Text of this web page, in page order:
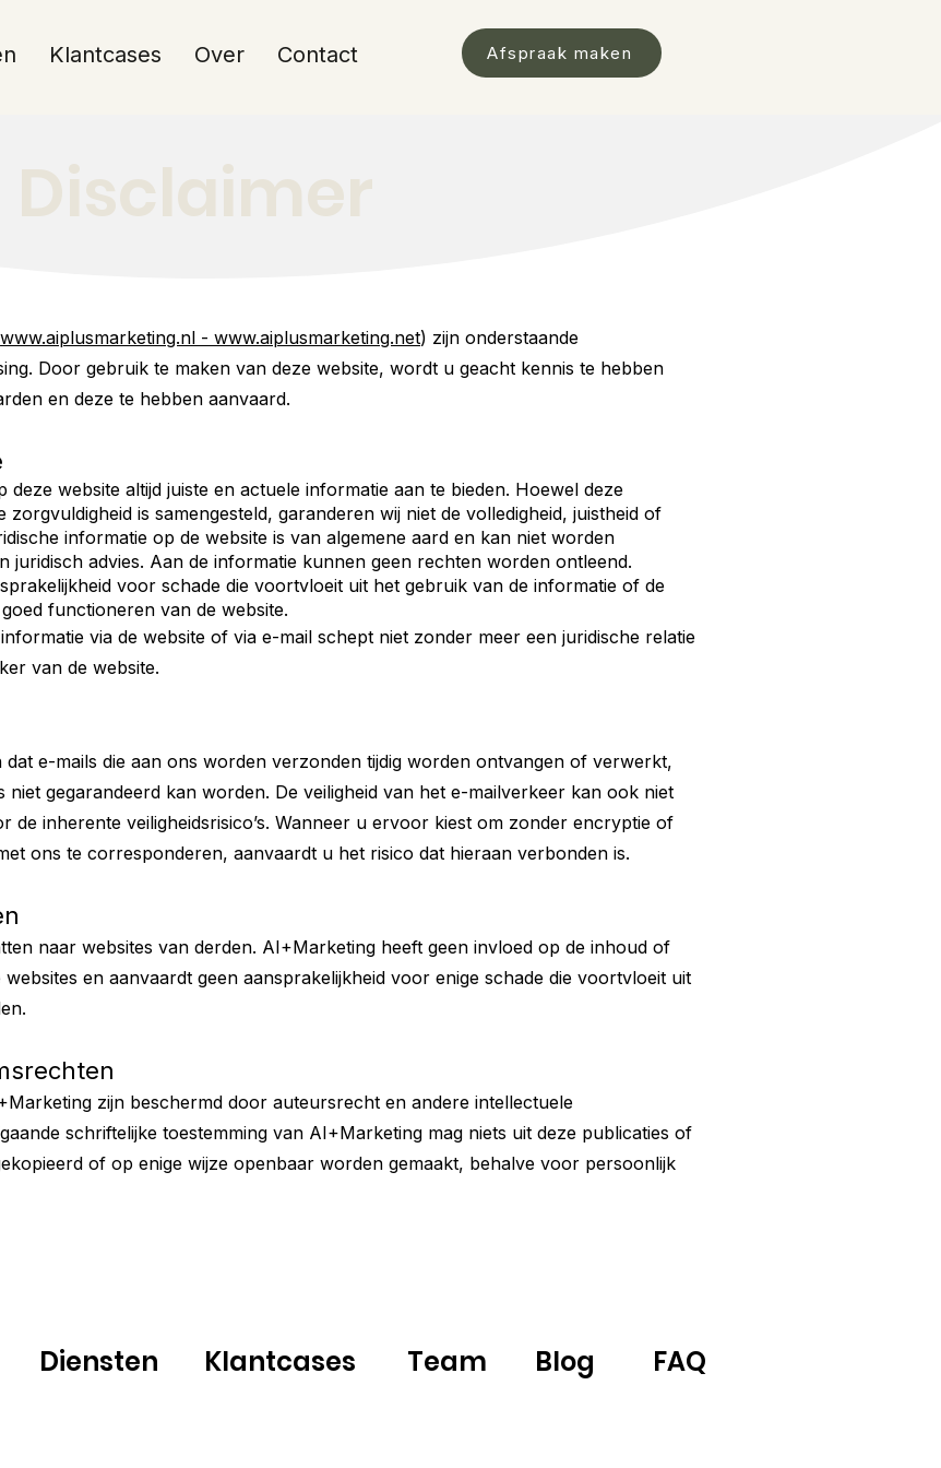
Klantcases Over Contact Afspraak maken
Disclaimer
www.aiplusmarketing.nl - www.aiplusmarketing.net) zijn onderstaande
Door gebruik te maken van deze website, wordt u geacht kennis te hebben
en deze te hebben aanvaard.
website altijd juiste en actuele informatie aan te bieden. Hoewel deze
is samengesteld, garanderen wij niet de volledigheid, juistheid of
informatie op de website is van algemene aard en kan niet worden
juridisch advies. Aan de informatie kunnen geen rechten worden ontleend.
voor schade die voortvloeit uit het gebruik van de informatie of de
functioneren van de website.
via de website of via e-mail schept niet zonder meer een juridische relatie
van de website.
e-mails die aan ons worden verzonden tijdig worden ontvangen of verwerkt,
niet gegarandeerd kan worden. De veiligheid van het e-mailverkeer kan ook niet
de inherente veiligheidsrisico’s. Wanneer u ervoor kiest om zonder encryptie of
ons te corresponderen, aanvaardt u het risico dat hieraan verbonden is.
naar websites van derden. AI+Marketing heeft geen invloed op de inhoud of
en aanvaardt geen aansprakelijkheid voor enige schade die voortvloeit uit
zijn beschermd door auteursrecht en andere intellectuele
schriftelijke toestemming van AI+Marketing mag niets uit deze publicaties of
of op enige wijze openbaar worden gemaakt, behalve voor persoonlijk
Diensten Klantcases Team Blog FAQ